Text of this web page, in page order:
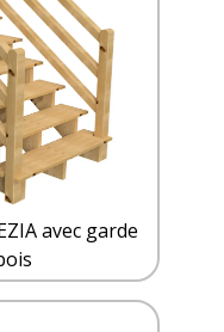
avec garde